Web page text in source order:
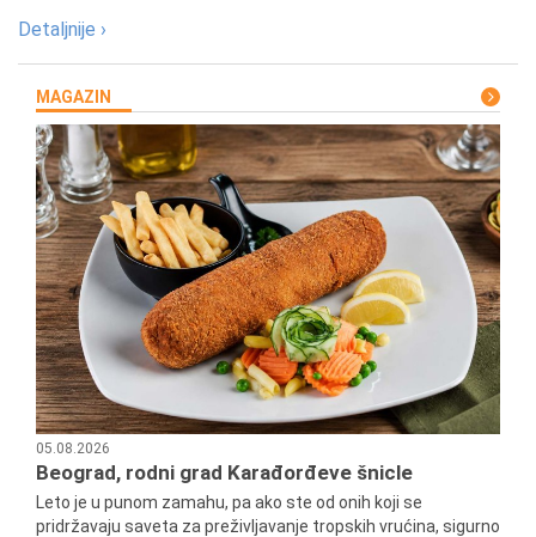
Detaljnije ›
MAGAZIN
05.08.2026
Beograd, rodni grad Karađorđeve šnicle
Leto je u punom zamahu, pa ako ste od onih koji se
pridržavaju saveta za preživljavanje tropskih vrućina, sigurno